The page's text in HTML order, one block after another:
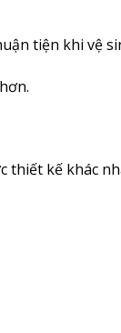
tiện khi vệ
kế khác